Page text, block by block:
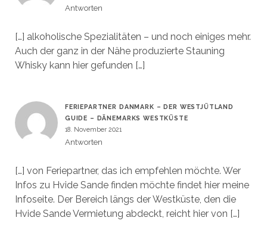
Antworten
[…] alkoholische Spezialitäten – und noch einiges mehr.
Auch der ganz in der Nähe produzierte Stauning
Whisky kann hier gefunden […]
FERIEPARTNER DANMARK – DER WESTJÜTLAND
GUIDE – DÄNEMARKS WESTKÜSTE
18. November 2021
Antworten
[…] von Feriepartner, das ich empfehlen möchte. Wer
Infos zu Hvide Sande finden möchte findet hier meine
Infoseite. Der Bereich längs der Westküste, den die
Hvide Sande Vermietung abdeckt, reicht hier von […]